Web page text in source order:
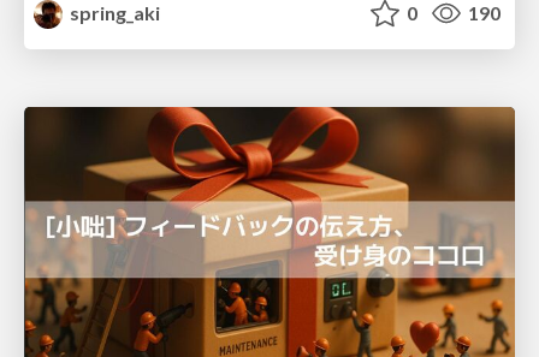
spring_aki
0 190